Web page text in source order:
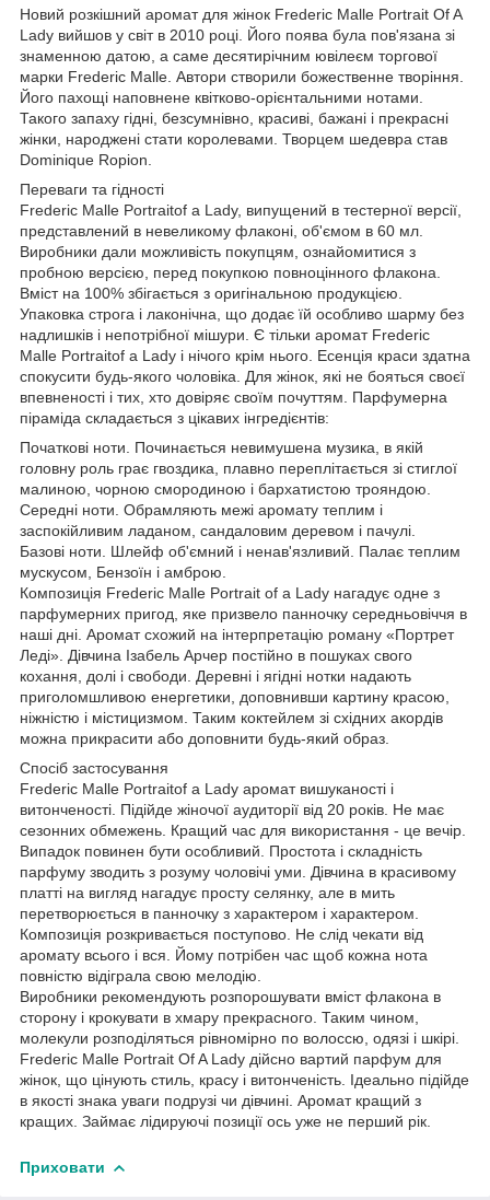
Новий розкішний аромат для жінок Frederic Malle Portrait Of A
Lady вийшов у світ в 2010 році. Його поява була пов'язана зі
знаменною датою, а саме десятирічним ювілеєм торгової
марки Frederic Malle. Автори створили божественне творіння.
Його пахощі наповнене квітково-орієнтальними нотами.
Такого запаху гідні, безсумнівно, красиві, бажані і прекрасні
жінки, народжені стати королевами. Творцем шедевра став
Dominique Ropion.
Переваги та гідності
Frederic Malle Portraitof a Lady, випущений в тестерної версії,
представлений в невеликому флаконі, об'ємом в 60 мл.
Виробники дали можливість покупцям, ознайомитися з
пробною версією, перед покупкою повноцінного флакона.
Вміст на 100% збігається з оригінальною продукцією.
Упаковка строга і лаконічна, що додає їй особливо шарму без
надлишків і непотрібної мішури. Є тільки аромат Frederic
Malle Portraitof a Lady і нічого крім нього. Есенція краси здатна
спокусити будь-якого чоловіка. Для жінок, які не бояться своєї
впевненості і тих, хто довіряє своїм почуттям. Парфумерна
піраміда складається з цікавих інгредієнтів:
Початкові ноти. Починається невимушена музика, в якій
головну роль грає гвоздика, плавно переплітається зі стиглої
малиною, чорною смородиною і бархатистою трояндою.
Середні ноти. Обрамляють межі аромату теплим і
заспокійливим ладаном, сандаловим деревом і пачулі.
Базові ноти. Шлейф об'ємний і ненав'язливий. Палає теплим
мускусом, Бензоїн і амброю.
Композиція Frederic Malle Portrait of a Lady нагадує одне з
парфумерних пригод, яке призвело панночку середньовіччя в
наші дні. Аромат схожий на інтерпретацію роману «Портрет
Леді». Дівчина Ізабель Арчер постійно в пошуках свого
кохання, долі і свободи. Деревні і ягідні нотки надають
приголомшливою енергетики, доповнивши картину красою,
ніжністю і містицизмом. Таким коктейлем зі східних акордів
можна прикрасити або доповнити будь-який образ.
Спосіб застосування
Frederic Malle Portraitof a Lady аромат вишуканості і
витонченості. Підійде жіночої аудиторії від 20 років. Не має
сезонних обмежень. Кращий час для використання - це вечір.
Випадок повинен бути особливий. Простота і складність
парфуму зводить з розуму чоловічі уми. Дівчина в красивому
платті на вигляд нагадує просту селянку, але в мить
перетворюється в панночку з характером і характером.
Композиція розкривається поступово. Не слід чекати від
аромату всього і вся. Йому потрібен час щоб кожна нота
повністю відіграла свою мелодію.
Виробники рекомендують розпорошувати вміст флакона в
сторону і крокувати в хмару прекрасного. Таким чином,
молекули розподіляться рівномірно по волоссю, одязі і шкірі.
Frederic Malle Portrait Of A Lady дійсно вартий парфум для
жінок, що цінують стиль, красу і витонченість. Ідеально підійде
в якості знака уваги подрузі чи дівчині. Аромат кращий з
кращих. Займає лідируючі позиції ось уже не перший рік.
Приховати